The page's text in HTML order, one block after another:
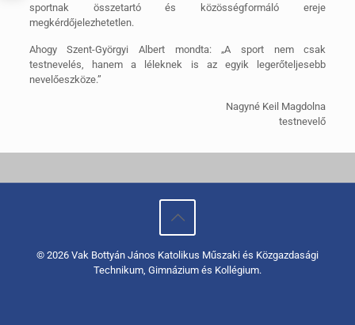
sportnak összetartó és közösségformáló ereje
megkérdőjelezhetetlen.
Ahogy Szent-Györgyi Albert mondta: „A sport nem csak
testnevelés, hanem a léleknek is az egyik legerőteljesebb
nevelőeszköze.”
Nagyné Keil Magdolna
testnevelő
© 2026 Vak Bottyán János Katolikus Műszaki és Közgazdasági
Technikum, Gimnázium és Kollégium.